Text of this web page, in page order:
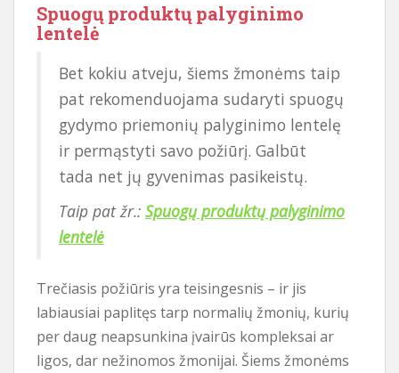
Spuogų produktų palyginimo
lentelė
Bet kokiu atveju, šiems žmonėms taip
pat rekomenduojama sudaryti spuogų
gydymo priemonių palyginimo lentelę
ir permąstyti savo požiūrį. Galbūt
tada net jų gyvenimas pasikeistų.
Taip pat žr.: Spuogų produktų palyginimo
lentelė
Trečiasis požiūris yra teisingesnis – ir jis
labiausiai paplitęs tarp normalių žmonių, kurių
per daug neapsunkina įvairūs kompleksai ar
ligos, dar nežinomos žmonijai. Šiems žmonėms